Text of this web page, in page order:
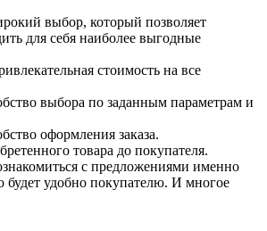
выбор, который позволяет
для себя наиболее выгодные
стоимость на все
выбора по заданным параметрам и
оформления заказа.
товара до покупателя.
с предложениями именно
будет удобно покупателю. И многое